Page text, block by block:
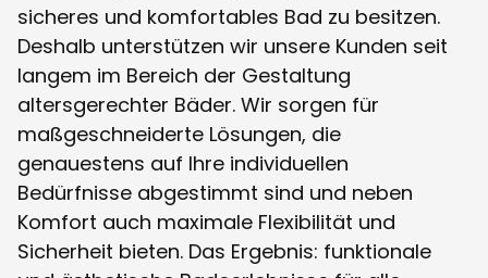
sicheres und komfortables Bad zu besitzen.
Deshalb unterstützen wir unsere Kunden seit
langem im Bereich der Gestaltung
altersgerechter Bäder. Wir sorgen für
maßgeschneiderte Lösungen, die
genauestens auf Ihre individuellen
Bedürfnisse abgestimmt sind und neben
Komfort auch maximale Flexibilität und
Sicherheit bieten. Das Ergebnis: funktionale